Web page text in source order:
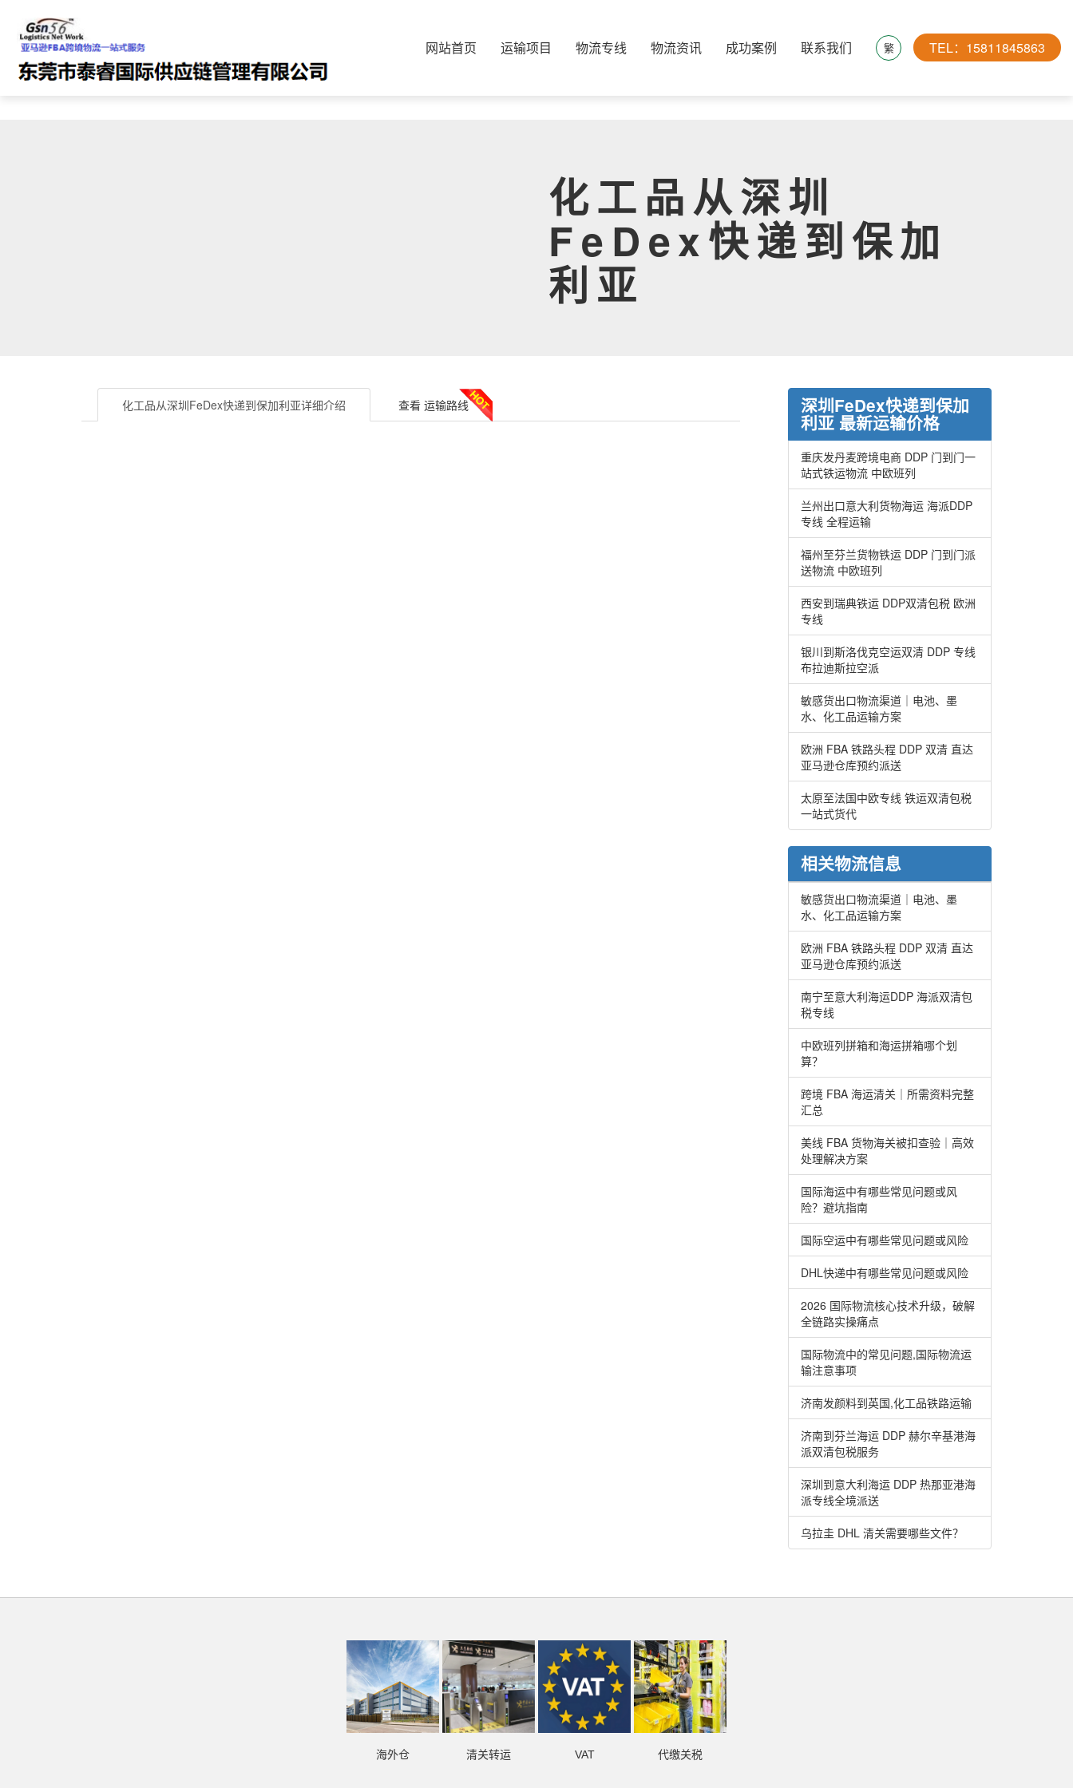
TEL：15811845863
繁
网站首页 运输项目 物流专线 物流资讯 成功案例 联系我们
化工品从深圳
FeDex快递到保加
利亚
化工品从深圳FeDex快递到保加利亚详细介绍 查看 运输路线 深圳FeDex快递到保加
利亚 最新运输价格
重庆发丹麦跨境电商 DDP 门到门一
站式铁运物流 中欧班列
兰州出口意大利货物海运 海派DDP
专线 全程运输
福州至芬兰货物铁运 DDP 门到门派
送物流 中欧班列
西安到瑞典铁运 DDP双清包税 欧洲
专线
银川到斯洛伐克空运双清 DDP 专线
布拉迪斯拉空派
敏感货出口物流渠道｜电池、墨
水、化工品运输方案
欧洲 FBA 铁路头程 DDP 双清 直达
亚马逊仓库预约派送
太原至法国中欧专线 铁运双清包税
一站式货代
相关物流信息
敏感货出口物流渠道｜电池、墨
水、化工品运输方案
欧洲 FBA 铁路头程 DDP 双清 直达
亚马逊仓库预约派送
南宁至意大利海运DDP 海派双清包
税专线
中欧班列拼箱和海运拼箱哪个划
算？
跨境 FBA 海运清关｜所需资料完整
汇总
美线 FBA 货物海关被扣查验｜高效
处理解决方案
国际海运中有哪些常见问题或风
险？避坑指南
国际空运中有哪些常见问题或风险
DHL快递中有哪些常见问题或风险
2026 国际物流核心技术升级，破解
全链路实操痛点
国际物流中的常见问题,国际物流运
输注意事项
济南发颜料到英国,化工品铁路运输
济南到芬兰海运 DDP 赫尔辛基港海
派双清包税服务
深圳到意大利海运 DDP 热那亚港海
派专线全境派送
乌拉圭 DHL 清关需要哪些文件？
海外仓 清关转运 VAT 代缴关税